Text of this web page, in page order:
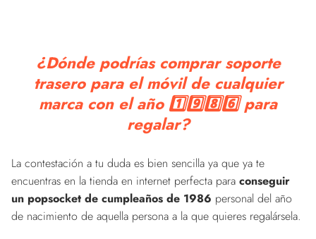
¿Dónde podrías comprar soporte
trasero para el móvil de cualquier
marca con el año 1️⃣9️⃣8️⃣6️⃣ para
regalar?
La contestación a tu duda es bien sencilla ya que ya te
encuentras en la tienda en internet perfecta para conseguir
un popsocket de cumpleaños de 1986 personal del año
de nacimiento de aquella persona a la que quieres regalársela.